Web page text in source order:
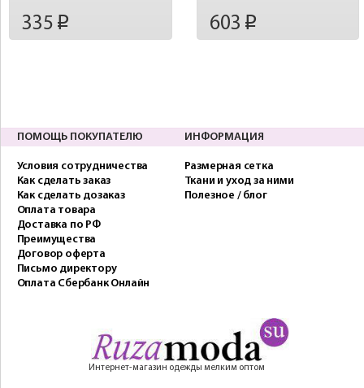
335 p 603 p
ПОМОЩЬ ПОКУПАТЕЛЮ
Условия сотрудничества
Как сделать заказ
Как сделать дозаказ
Оплата товара
Доставка по РФ
Преимущества
Договор оферта
Письмо директору
Оплата Сбербанк Онлайн
ИНФОРМАЦИЯ
Размерная сетка
Ткани и уход за ними
Полезное / блог
Интернет-магазин одежды мелким оптом